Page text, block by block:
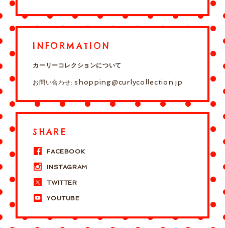
INFORMATION
カーリーコレクションについて
お問い合わせ:shopping@curlycollection.jp
SHARE
FACEBOOK
INSTAGRAM
TWITTER
YOUTUBE